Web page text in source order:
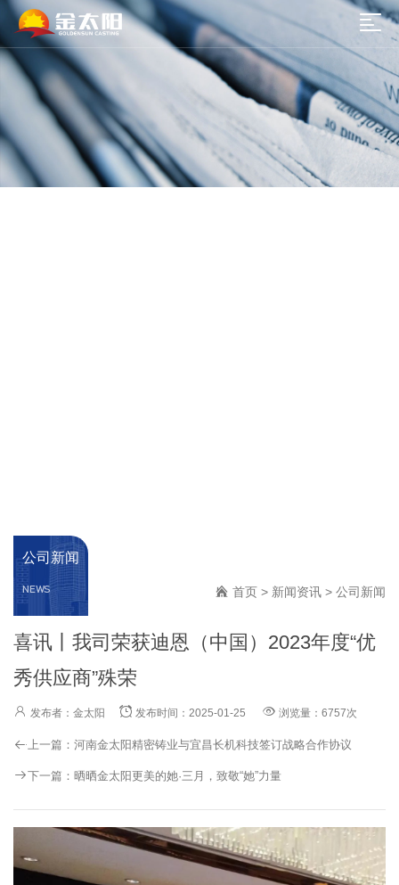
公司新闻
NEWS 首页 > 新闻资讯 > 公司新闻
喜讯丨我司荣获迪恩（中国）2023年度“优
秀供应商”殊荣
发布者：金太阳 发布时间：2025-01-25 浏览量：6757次
上一篇： 河南金太阳精密铸业与宜昌长机科技签订战略合作协议
下一篇： 晒晒金太阳更美的她·三月，致敬“她”力量